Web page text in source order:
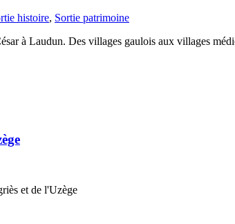
histoire, Sortie patrimoine
à Laudun. Des villages gaulois aux villages
et de l'Uzège